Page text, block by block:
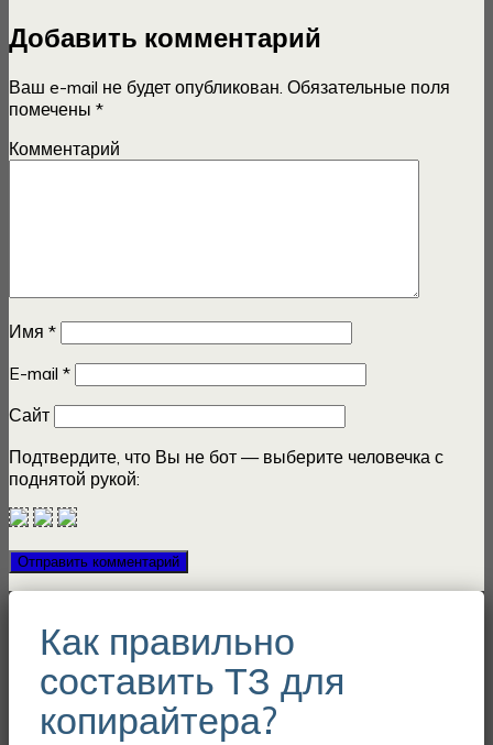
Добавить комментарий
Ваш e-mail не будет опубликован. Обязательные поля
помечены *
Комментарий
Имя *
E-mail *
Сайт
Подтвердите, что Вы не бот — выберите человечка с
поднятой рукой:
Как правильно
составить ТЗ для
копирайтера?